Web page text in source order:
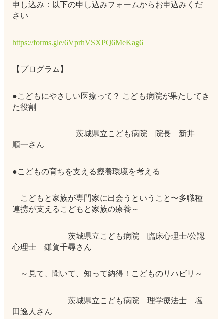
申し込み：以下の申し込みフォームからお申込みくだ
さい
https://forms.gle/6VprhVSXPQ6MeKag6
【プログラム】
●こどもにやさしい医療って？ こども病院が果たしてき
た役割
茨城県立こども病院 院長 新井
順一さん
●こどもの育ちを支える療養環境を考える
こどもと家族が専門家に出会うということ〜多職種
連携が支えるこどもと家族の療養～
茨城県立こども病院 臨床心理士/公認
心理士 鎌賀千尋さん
～見て、聞いて、知って納得！こどものリハビリ～
茨城県立こども病院 理学療法士 塩
田逸人さん